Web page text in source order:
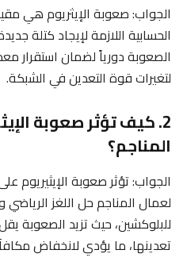
الجواب: صعوبة الإيثريوم هي
الحسابية اللازمة لإيجاد كتلة
الصعوبة دورياً لضمان استقرار
لتغيرات قوة التعدين في الشبكة.
2. كيف تؤثر صعوبة
المناجم؟
الجواب: تؤثر صعوبة الإيثيريوم
لعمال المناجم حل اللغز
للبلوكشين، حيث تزيد الصعوبة
تعدينها، ما يؤدي لانخفاض